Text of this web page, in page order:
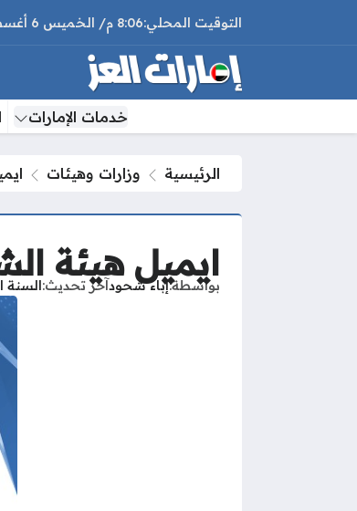
8:06 م الخميس 6 أغسطس 2026
خدمات الإمارات
الرئيسية وزارات وهيئات
ايميل هيئة
بواسطةإباء شحودآخر تحديث السنة